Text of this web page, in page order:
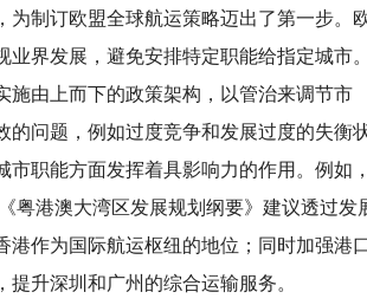
为制订欧盟全球航运策略迈出了第一步。
业界发展，避免安排特定职能给指定城市
施由上而下的政策架构，以管治来调节市
的问题，例如过度竞争和发展过度的失衡
市职能方面发挥着具影响力的作用。例如
粤港澳大湾区发展规划纲要》建议透过发
港作为国际航运枢纽的地位；同时加强港
提升深圳和广州的综合运输服务。